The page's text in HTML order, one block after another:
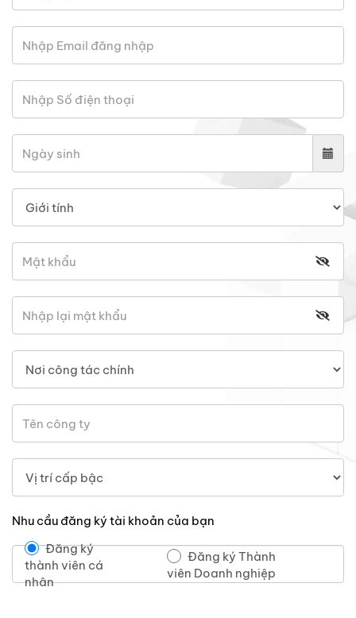
Nhu cầu đăng ký tài khoản của bạn
Đăng ký
thành viên cá
nhân
Đăng ký Thành
viên Doanh nghiệp